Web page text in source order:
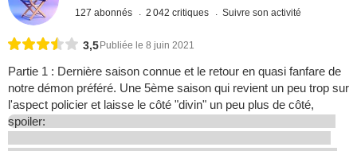
127 abonnés 2 042 critiques Suivre son activité
3,5Publiée le 8 juin 2021
Partie 1 : Dernière saison connue et le retour en quasi fanfare de
notre démon préféré. Une 5ème saison qui revient un peu trop sur
l'aspect policier et laisse le côté "divin" un peu plus de côté,
spoiler: